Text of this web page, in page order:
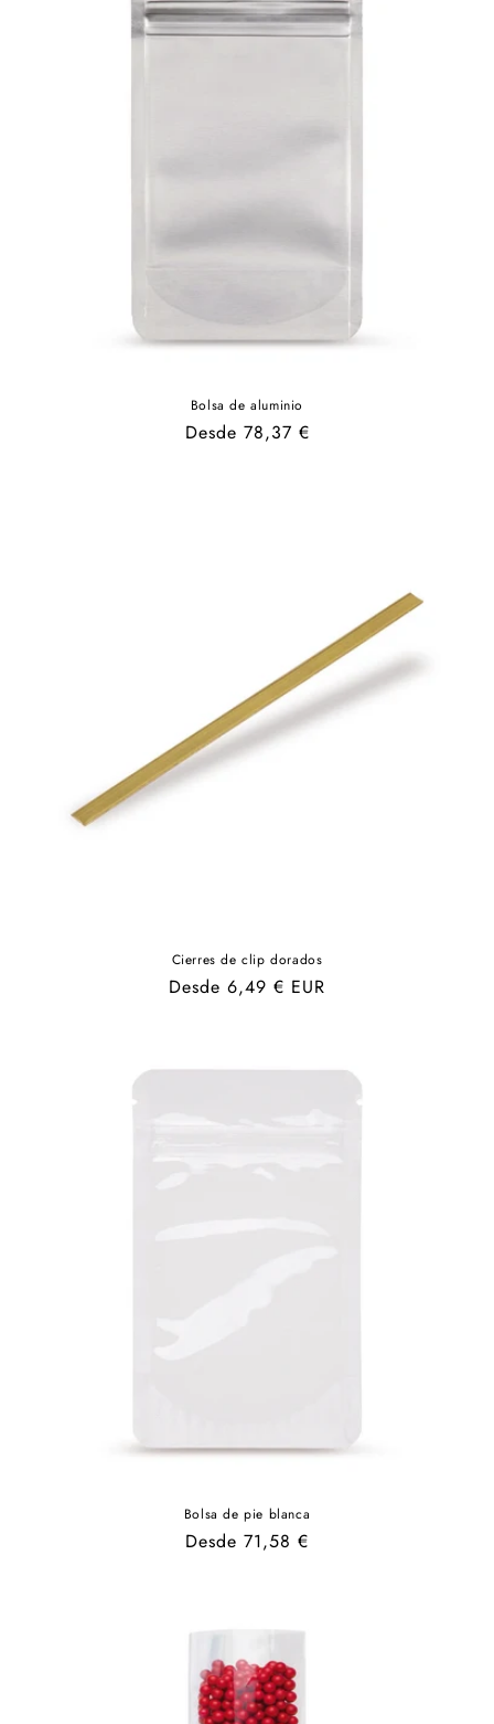
Bolsa de aluminio
Precio
Desde 78,37 €
Cierres de clip dorados
Precio
Desde 6,49 € EUR
Bolsa de pie blanca
Precio
Desde 71,58 €